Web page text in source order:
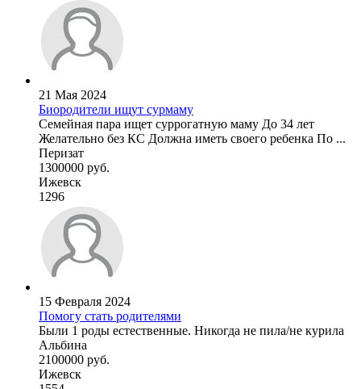
21 Мая 2024
Биородители ищут сурмаму
Семейная пара ищет суррогатную маму До 34 лет
Желательно без КС Должна иметь своего ребенка По ...
Перизат
1300000 руб.
Ижевск
1296
15 Февраля 2024
Помогу стать родителями
Были 1 роды естественные. Никогда не пила/не курила
Альбина
2100000 руб.
Ижевск